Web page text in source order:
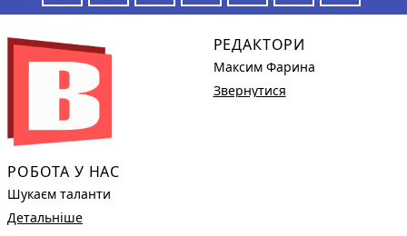
РОБОТА У НАС
Шукаєм таланти
Детальніше
РЕДАКТОРИ
Максим Фарина
Звернутися